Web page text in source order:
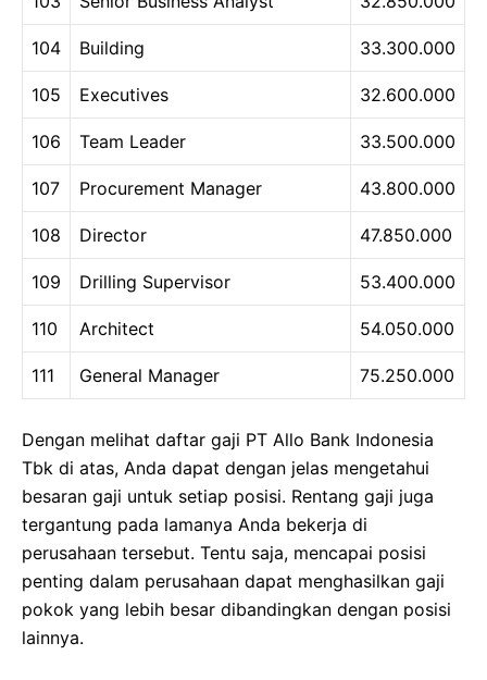
104 Building 33.300.000
105 Executives 32.600.000
106 Team Leader 33.500.000
107 Procurement Manager 43.800.000
108 Director 47.850.000
109 Drilling Supervisor 53.400.000
110 Architect 54.050.000
111 General Manager 75.250.000
Dengan melihat daftar gaji PT Allo Bank Indonesia
Tbk di atas, Anda dapat dengan jelas mengetahui
besaran gaji untuk setiap posisi. Rentang gaji juga
tergantung pada lamanya Anda bekerja di
perusahaan tersebut. Tentu saja, mencapai posisi
penting dalam perusahaan dapat menghasilkan gaji
pokok yang lebih besar dibandingkan dengan posisi
lainnya.